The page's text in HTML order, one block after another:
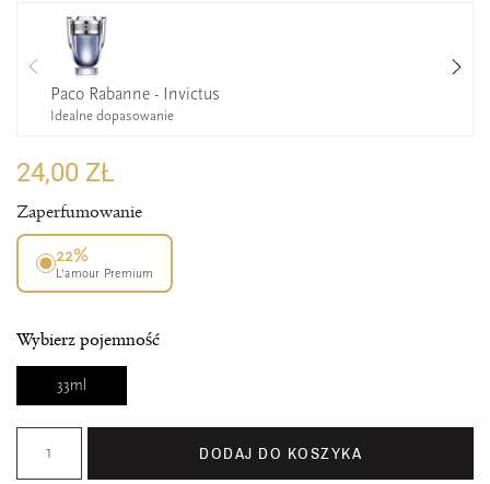
Paco Rabanne - Invictus
Idealne dopasowanie
24,00 ZŁ
Zaperfumowanie
22%
L’amour Premium
Wybierz pojemność
33ml
DODAJ DO KOSZYKA